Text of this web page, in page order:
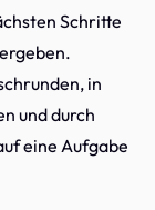
Schritte
in
und durch
eine Aufgabe